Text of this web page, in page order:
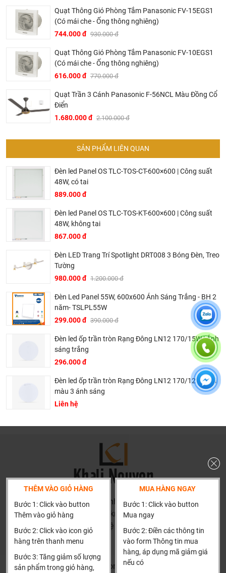
nhà tắm..... hơn là chỉ báo giá.
Thành thật: Chúng tôi luôn thành thật về chất lượng,
phức có thể gặp phải của sản phẩm cũng được thành
thật đưa ra tư vấn.
Giá thành phù hợp: Giá sản phẩm của chúng tôi không
phải là rẻ nhất, chúng tôi có những dịch vụ được thiết kế
riêng cho ngành nghề này nó thực sự cần thiết và có giá
trị với khách hàng, điều đó giúp chúng tôi là đơn vị có giá
mà khách hàng nhận được. Bời vì Khali Nguyễn muốn
trở thành tri kỷ của ngôi nhà bạn.
Dịch vụ riêng của Khali Nguyễn dành cho khách hàng:
Khảo sát công trình, để hỗ trợ khách hàng chọn sản
phẩm đúng và phù hợp cũng như đưa ra các lời
khuyên, chú ý, hoặc chỉ ra các vấn khổng ổn nếu có
hoàn toàn miễn phí.
Bảo trì sản phẩm lên tới 5 năm, tặng các phụ kiện hao
mòn và thay thế miễn phí.
Bảo trì kiểm tra sản phẩm trước khi hết hạn bảo hành
Khali Nguyễn - Tri kỷ của ngôi nhà bạn!
Quạt Thông Gió Phòng Tắm Panasonic FV-15EGS1
(Có mái che - Ống thông nghiêng)
744.000 đ 930.000 đ
Quạt Thông Gió Phòng Tắm Panasonic FV-10EGS1
(Có mái che - Ống thông nghiêng)
616.000 đ 770.000 đ
Quạt Trần 3 Cánh Panasonic F-56NCL Màu Đồng Cổ
Điển
1.680.000 đ 2.100.000 đ
SẢN PHẨM LIÊN QUAN
Đèn led Panel OS TLC-TOS-CT-600×600 | Công suất
48W, có tai
889.000 đ
Đèn led Panel OS TLC-TOS-KT-600×600 | Công suất
48W, không tai
867.000 đ
Đèn LED Trang Trí Spotlight DRT008 3 Bóng Đèn, Treo
Tường
980.000 đ 1.200.000 đ
Đèn Led Panel 55W, 600x600 Ánh Sáng Trắng - BH 2
năm- TSLPL55W
299.000 đ 390.000 đ
Đèn led ốp trần tròn Rạng Đông LN12 170/15W | Ánh
sáng trắng
296.000 đ
Đèn led ốp trần tròn Rạng Đông LN12 170/12W | Đổi
màu 3 ánh sáng
Liên hệ
THÊM VÀO GIỎ HÀNG
Bước 1: Click vào button
Thêm vào giỏ hàng
Bước 2: Click vào icon giỏ
hàng trên thanh menu
Bước 3: Tăng giảm số lượng
sản phẩm trong giỏ hàng,
MUA HÀNG NGAY
Bước 1: Click vào button
Mua ngay
Bước 2: Điền các thông tin
vào form Thông tin mua
hàng, áp dụng mã giảm giá
nếu có
HN: số 160 đường Văn Minh, Di Trạch, Hoài Đức, Hà Nội
(Cách đại học công nghiệp 1 km)
HCM và các tỉnh khác: Liên hệ hotline để được hướng dẫn
đặt hàng
Khalinguyen.vn@gmail.com